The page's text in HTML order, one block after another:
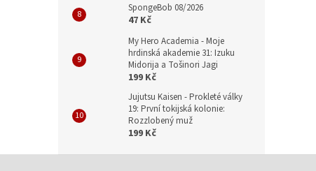
SpongeBob 08/2026
47 Kč
My Hero Academia - Moje
hrdinská akademie 31: Izuku
Midorija a Tošinori Jagi
199 Kč
Jujutsu Kaisen - Prokleté války
19: První tokijská kolonie:
Rozzlobený muž
199 Kč